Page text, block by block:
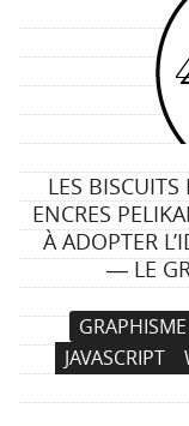
LES BISCUITS
ENCRES
À ADOPTER
― LE
N
a
v
i
A
l
l
e
GRAPHISME
JAVASCRIPT